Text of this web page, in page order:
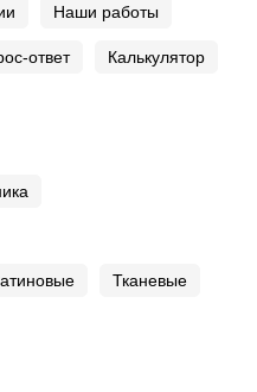
Наши работы
ответ Калькулятор
Тканевые